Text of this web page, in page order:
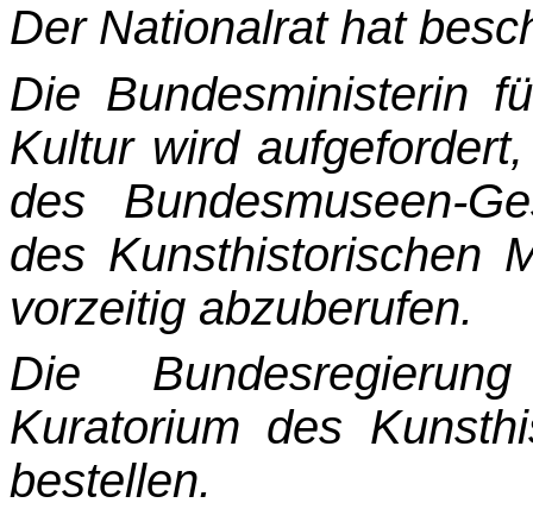
Der Nationalrat hat
Die Bundesministerin
Kultur wird
des Bundesmuseen-
des Kunst­historischen
vorzeitig abzuberufen.
Die
Kuratorium des
bestellen.